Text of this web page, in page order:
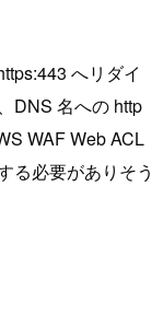
へリダイ
DNS 名への http
WAF Web ACL
る必要がありそう